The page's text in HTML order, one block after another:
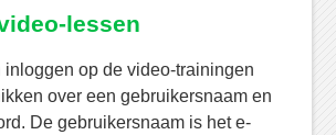
lessen
inloggen op de video-trainingen
over een gebruikersnaam en
De gebruikersnaam is het e-